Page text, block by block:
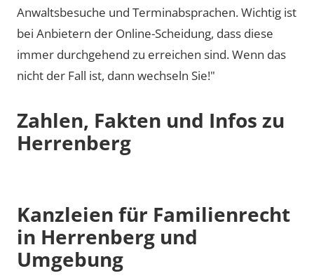
Anwaltsbesuche und Terminabsprachen. Wichtig ist
bei Anbietern der Online-Scheidung, dass diese
immer durchgehend zu erreichen sind. Wenn das
nicht der Fall ist, dann wechseln Sie!"
Zahlen, Fakten und Infos zu
Herrenberg
Kanzleien für Familienrecht
in Herrenberg und
Umgebung